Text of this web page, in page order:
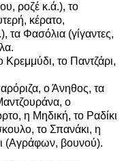
ροζέ κ.ά.), το
κέρατο,
τα Φασόλια (γίγαντες,
Κρεμμύδι, το Παντζάρι,
ο Άνηθος, τα
ο
η Μηδική, το Ραδίκι
το Σπανάκι, η
(Αγράφων, βουνού).